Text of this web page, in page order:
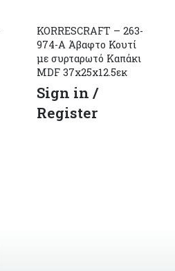
KORRESCRAFT – 263-
974-Α Άβαφτο Κουτί
με συρταρωτό Καπάκι
MDF 37x25x12.5εκ
Sign in /
Register